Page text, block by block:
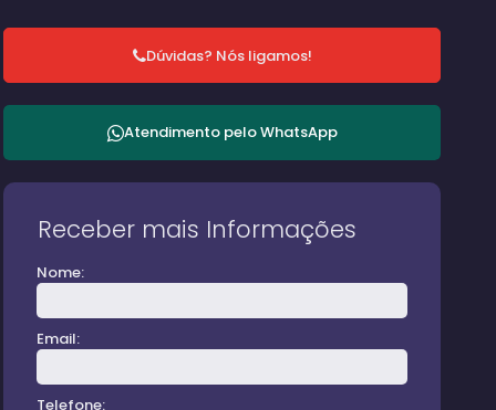
Dúvidas? Nós ligamos!
Atendimento peloWhatsApp
Receber mais Informações
Nome:
Email:
Telefone: